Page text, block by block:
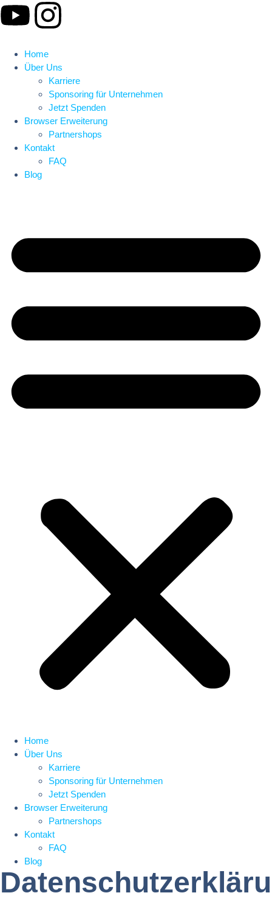
Home
Über Uns
Karriere
Sponsoring für Unternehmen
Jetzt Spenden
Browser Erweiterung
Partnershops
Kontakt
FAQ
Blog
Home
Über Uns
Karriere
Sponsoring für Unternehmen
Jetzt Spenden
Browser Erweiterung
Partnershops
Kontakt
FAQ
Blog